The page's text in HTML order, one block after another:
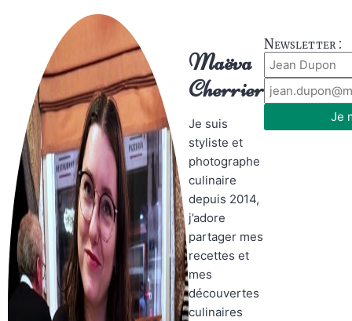
Maëva
Cherrier
Je suis
styliste et
photographe
culinaire
depuis 2014,
j’adore
partager mes
recettes et
mes
découvertes
culinaires
Newsletter :
Je